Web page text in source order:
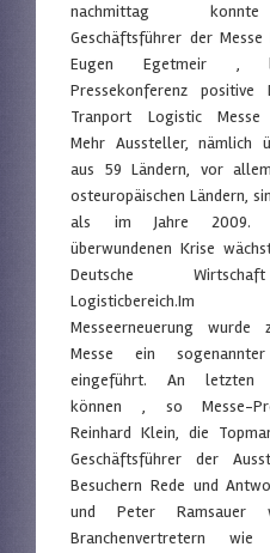
nachmittag
Geschäftsführer der Messe
Eugen Egetmeir ,
Pressekonferenz positive
Tranport Logistic Messe
Mehr Aussteller, nämlich
aus 59 Ländern, vor
osteuropäischen Ländern,
als im Jahre 2009.
überwundenen Krise
Deutsche
Logisticbereich.Im
Messeerneuerung wurde
Messe ein
eingeführt. An letzten
können , so Messe-
Reinhard Klein, die
Geschäftsführer der
Besuchern Rede und
und Peter Ramsauer
Branchenvertretern wie